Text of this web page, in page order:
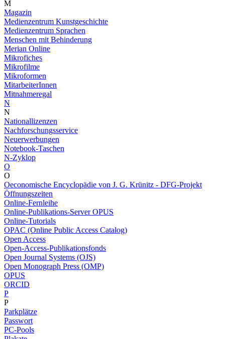
M
Magazin
Medienzentrum Kunstgeschichte
Medienzentrum Sprachen
Menschen mit Behinderung
Merian Online
Mikrofiches
Mikrofilme
Mikroformen
MitarbeiterInnen
Mitnahmeregal
N
N
Nationallizenzen
Nachforschungsservice
Neuerwerbungen
Notebook-Taschen
N-Zyklop
O
O
Oeconomische Encyclopädie von J. G. Krünitz - DFG-Projekt
Öffnungszeiten
Online-Fernleihe
Online-Publikations-Server OPUS
Online-Tutorials
OPAC (Online Public Access Catalog)
Open Access
Open-Access-Publikationsfonds
Open Journal Systems (OJS)
Open Monograph Press (OMP)
OPUS
ORCID
P
P
Parkplätze
Passwort
PC-Pools